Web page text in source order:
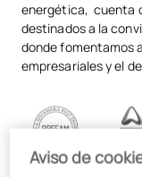
energética, cuenta
destinados a la
donde fomentamos
empresariales y el
Aviso de